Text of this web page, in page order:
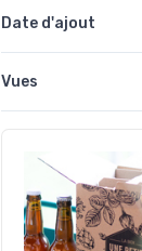
Date d'ajout
Vues